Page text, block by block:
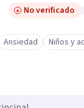
No verificado
Ansiedad
Niños y